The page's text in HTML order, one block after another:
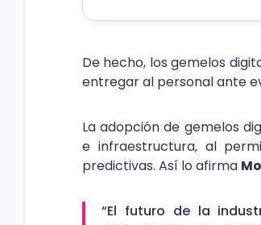
De hecho, los gemelos
entregar al personal ante
La adopción de gemelos
e infraestructura, al
predictivas. Así lo afirma
“El futuro de la